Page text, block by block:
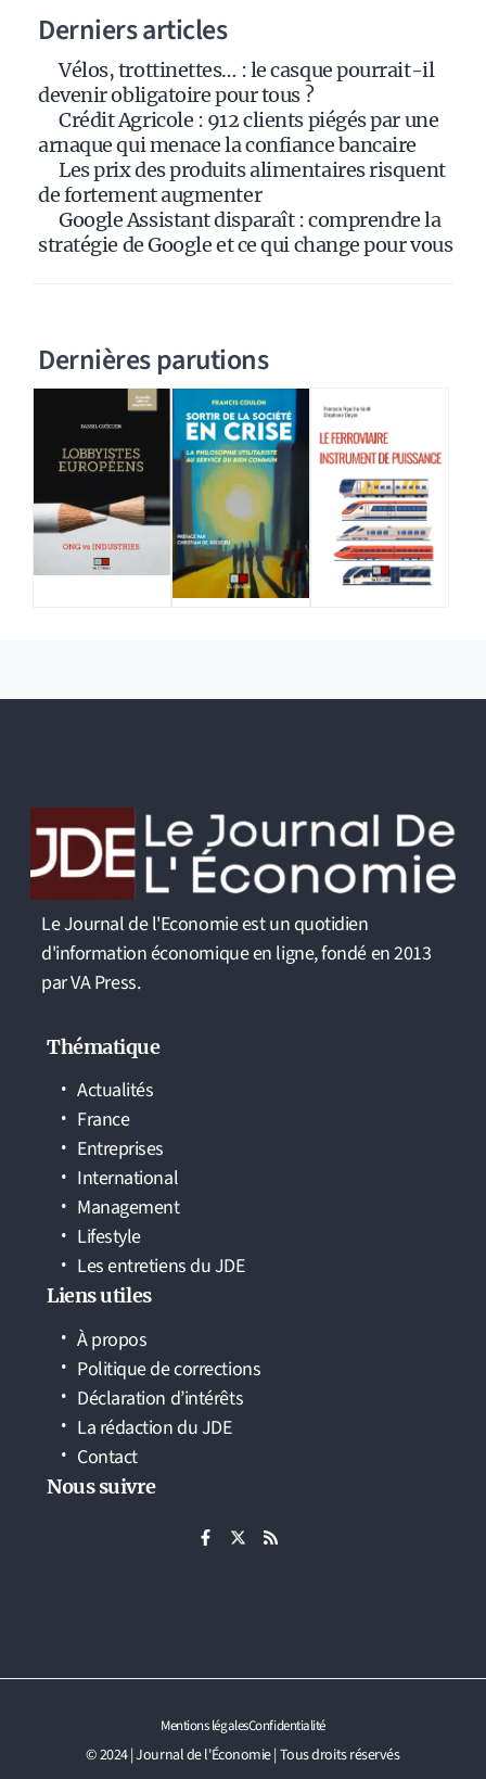
Derniers articles
Vélos, trottinettes… : le casque pourrait-il
devenir obligatoire pour tous ?
Crédit Agricole : 912 clients piégés par une
arnaque qui menace la confiance bancaire
Les prix des produits alimentaires risquent
de fortement augmenter
Google Assistant disparaît : comprendre la
stratégie de Google et ce qui change pour vous
Dernières parutions
Le Journal de l'Economie est un quotidien
d'information économique en ligne, fondé en 2013
par VA Press.
Thématique
Actualités
France
Entreprises
International
Management
Lifestyle
Les entretiens du JDE
Liens utiles
À propos
Politique de corrections
Déclaration d’intérêts
La rédaction du JDE
Contact
Nous suivre
© 2024 | Journal de l'Économie | Tous droits réservés
Mentions légalesConfidentialité